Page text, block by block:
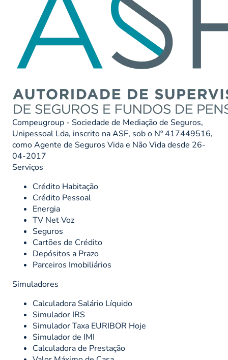
Compeugroup - Sociedade de Mediação de Seguros,
Unipessoal Lda, inscrito na ASF, sob o Nº 417449516,
como Agente de Seguros Vida e Não Vida desde 26-
04-2017
Serviços
Crédito Habitação
Crédito Pessoal
Energia
TV Net Voz
Seguros
Cartões de Crédito
Depósitos a Prazo
Parceiros Imobiliários
Simuladores
Calculadora Salário Líquido
Simulador IRS
Simulador Taxa EURIBOR Hoje
Simulador de IMI
Calculadora de Prestação